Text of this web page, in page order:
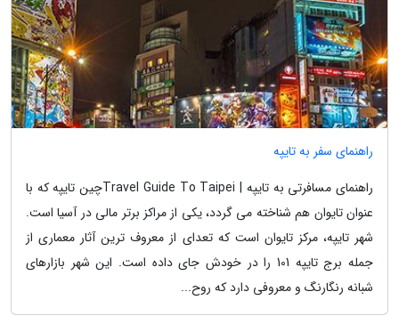
راهنمای سفر به تایپه
راهنمای مسافرتی به تایپه | Travel Guide To Taipeiچین تایپه که با
عنوان تایوان هم شناخته می گردد، یکی از مراکز برتر مالی در آسیا است.
شهر تایپه، مرکز تایوان است که تعدای از معروف ترین آثار معماری از
جمله برج تایپه 101 را در خودش جای داده است. این شهر بازارهای
شبانه رنگارنگ و معروفی دارد که روح...